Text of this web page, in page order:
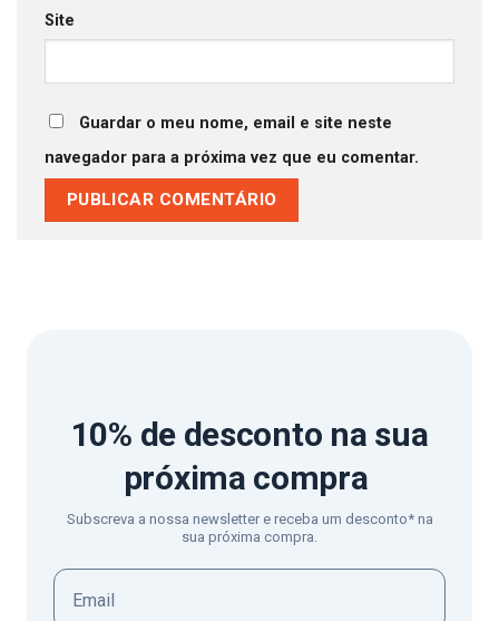
Site
Guardar o meu nome, email e site neste
navegador para a próxima vez que eu comentar.
10% de desconto na sua
próxima compra
Subscreva a nossa newsletter e receba um desconto* na
sua próxima compra.